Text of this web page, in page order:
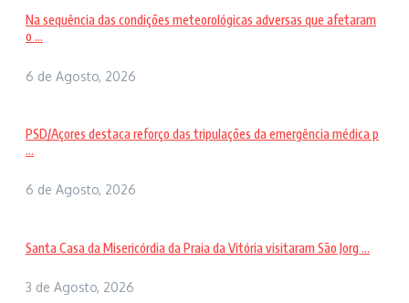
Na sequência das condições meteorológicas adversas que afetaram
o ...
6 de Agosto, 2026
PSD/Açores destaca reforço das tripulações da emergência médica p
...
6 de Agosto, 2026
Santa Casa da Misericórdia da Praia da Vitória visitaram São Jorg ...
3 de Agosto, 2026